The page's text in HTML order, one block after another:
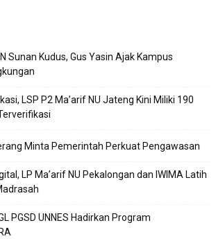
Sunan Kudus, Gus Yasin Ajak Kampus
LSP P2 Ma’arif NU Jateng Kini Miliki 190
Minta Pemerintah Perkuat Pengawasan
LP Ma’arif NU Pekalongan dan IWIMA Latih
PGSD UNNES Hadirkan Program